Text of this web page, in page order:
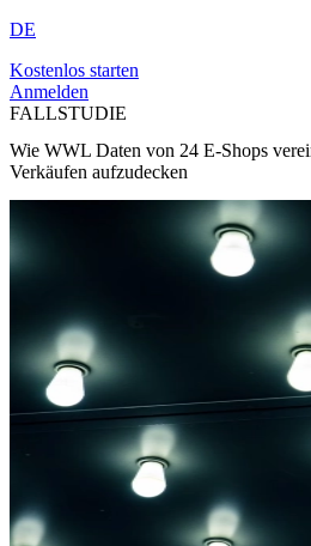
DE
Kostenlos starten
Anmelden
FALLSTUDIE
Wie WWL Daten von 24 E-Shops
Verkäufen aufzudecken